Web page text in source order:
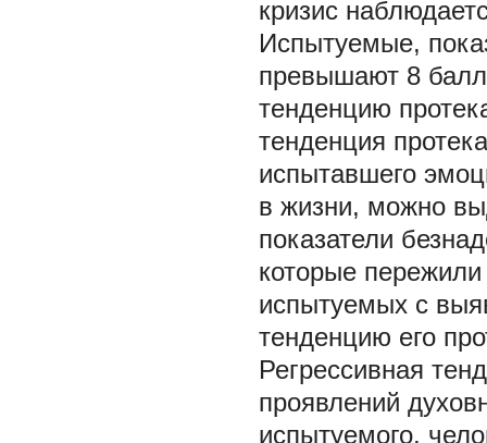
кризис
Испытуемые,
превышают 8
тенденцию
тенденция
испытавшего
в жизни, можно
показатели
которые
испытуемых с
тенденцию его
Регрессивная
проявлений
испытуемого,